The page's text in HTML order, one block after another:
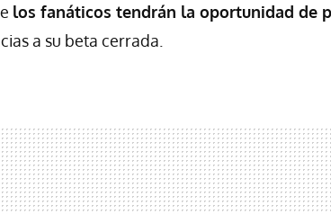
los fanáticos tendrán la oportunidad de
a su beta cerrada.